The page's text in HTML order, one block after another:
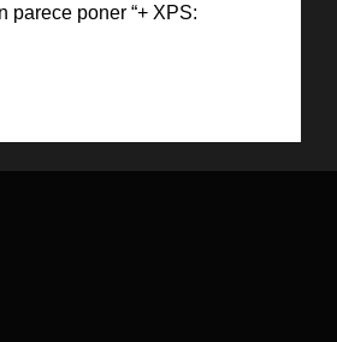
parece poner “+ XPS: